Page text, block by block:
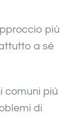
più
a sé
comuni più
di